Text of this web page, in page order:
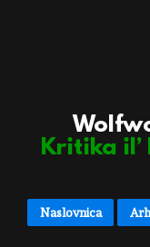
Kritika il’
Naslovnica